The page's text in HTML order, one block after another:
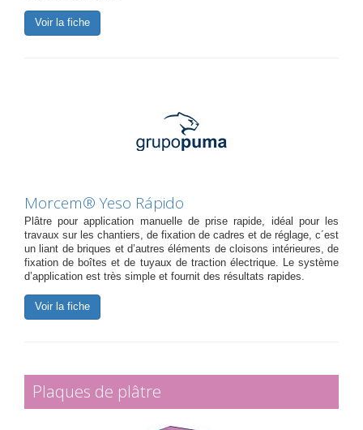
Voir la fiche
Morcem® Yeso Rápido
Plâtre pour application manuelle de prise rapide, idéal pour les
travaux sur les chantiers, de fixation de cadres et de réglage, c´est
un liant de briques et d’autres éléments de cloisons intérieures, de
fixation de boîtes et de tuyaux de traction électrique. Le système
d’application est très simple et fournit des résultats rapides.
Voir la fiche
Plaques de plâtre